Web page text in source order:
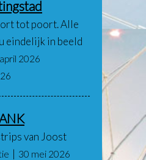
tot poort. Alle
eindelijk in beeld
2026
van Joost
30 mei 2026